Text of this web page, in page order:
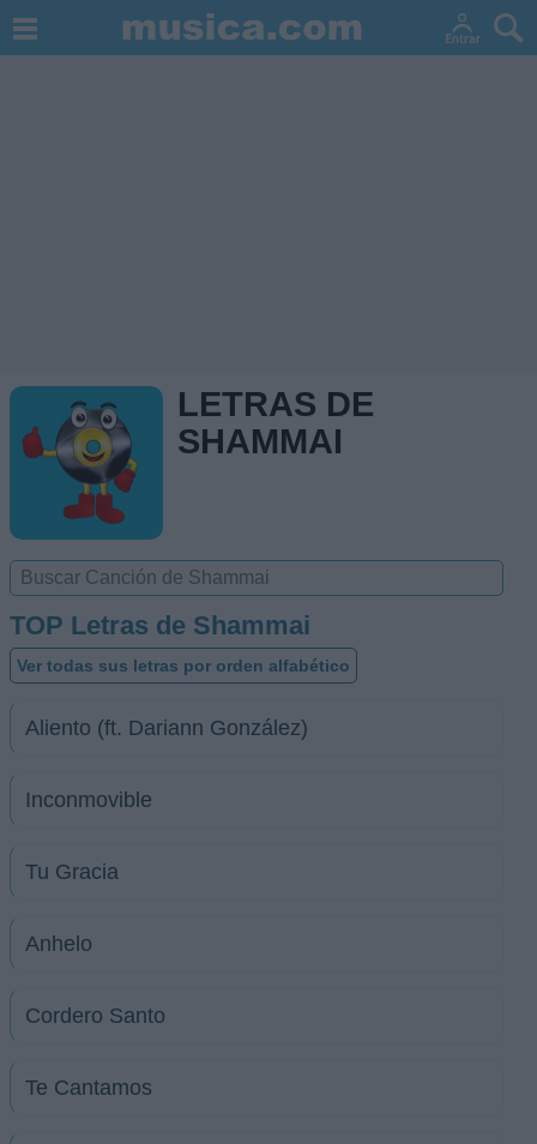
LETRAS DE
SHAMMAI
TOP Letras de Shammai
Ver todas sus letras por orden alfabético
Aliento (ft. Dariann González)
Inconmovible
Tu Gracia
Anhelo
Cordero Santo
Te Cantamos